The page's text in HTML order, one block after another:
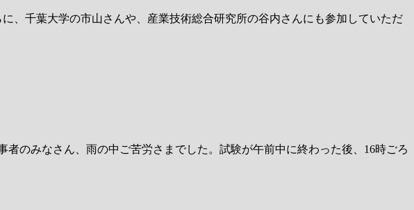
、千葉大学の市山さんや、産業技術総合研究所の谷内さんにも参加していただ
みなさん、雨の中ご苦労さまでした。試験が午前中に終わった後、16時ごろ